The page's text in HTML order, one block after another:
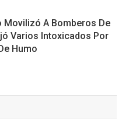
Movilizó A Bomberos De
Varios Intoxicados Por
Humo